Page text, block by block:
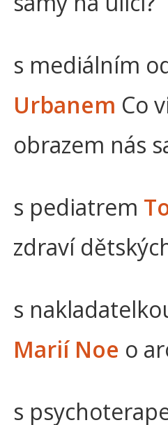
s mediálním
Urbanem Co
obrazem nás
s pediatrem
zdraví
s
Marií Noe o
s